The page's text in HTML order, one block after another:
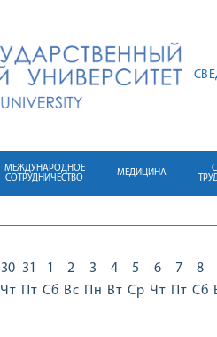
МЕЖДУНАРОДНОЕ
СОТРУДНИЧЕСТВО
МЕДИЦИНА
30
Чт
31
Пт
1
Сб
2
Вс
3
Пн
4
Вт
5
Ср
6
Чт
7
Пт
8
Сб